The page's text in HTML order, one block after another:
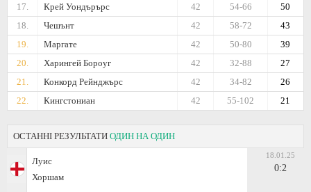
17.
Крей Уондърърс 50
54-66
42
18.
Чешънт 43
58-72
42
19.
Маргате 39
50-80
42
20.
Харингей Бороуг 27
32-88
42
21.
Конкорд Рейнджърс 26
34-82
42
22.
Кингстониан 21
55-102
42
ОСТАННІ РЕЗУЛЬТАТИ ОДИН НА ОДИН
Луис
Хоршам
18.01.25
0:2